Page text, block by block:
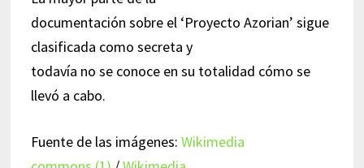
documentación sobre el ‘Proyecto Azorian’ sigue
clasificada como secreta y
todavía no se conoce en su totalidad cómo se
llevó a cabo.
Fuente de las imágenes: Wikimedia